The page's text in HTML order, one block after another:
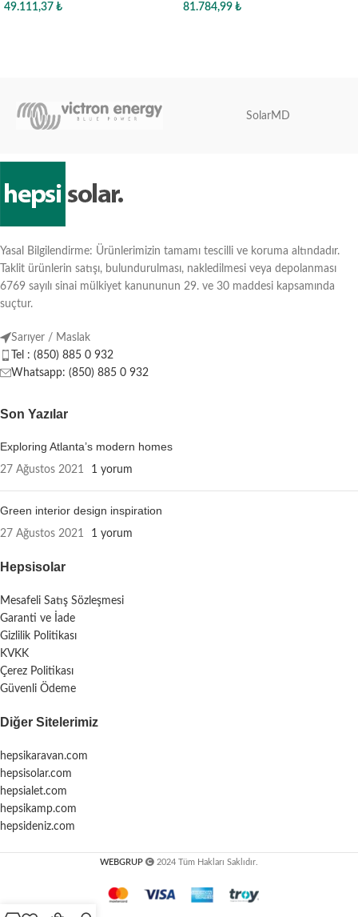
49.111,37 ₺ 81.784,99 ₺
SolarMD
Yasal Bilgilendirme: Ürünlerimizin tamamı tescilli ve koruma altındadır.
Taklit ürünlerin satışı, bulundurulması, nakledilmesi veya depolanması
6769 sayılı sinai mülkiyet kanununun 29. ve 30 maddesi kapsamında
suçtur.
Sarıyer / Maslak
Tel : (850) 885 0 932
Whatsapp: (850) 885 0 932
Son Yazılar
Exploring Atlanta’s modern homes
27 Ağustos 2021 1 yorum
Green interior design inspiration
27 Ağustos 2021 1 yorum
Hepsisolar
Mesafeli Satış Sözleşmesi
Garanti ve İade
Gizlilik Politikası
KVKK
Çerez Politikası
Güvenli Ödeme
Diğer Sitelerimiz
hepsikaravan.com
hepsisolar.com
hepsialet.com
hepsikamp.com
hepsideniz.com
WEBGRUP 2024 Tüm Hakları Saklıdır.